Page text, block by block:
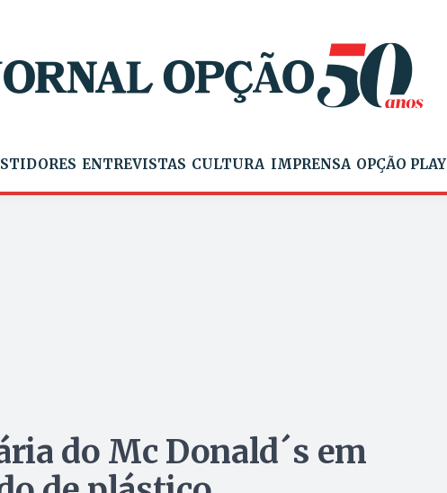
ENTREVISTAS CULTURA IMPRENSA OPÇÃO PLAY
do Mc Donald´s em